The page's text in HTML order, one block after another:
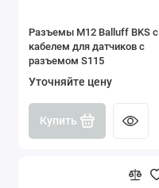
Разъемы M12 Balluff BKS с
кабелем для датчиков с
разъемом S115
Уточняйте цену
Купить